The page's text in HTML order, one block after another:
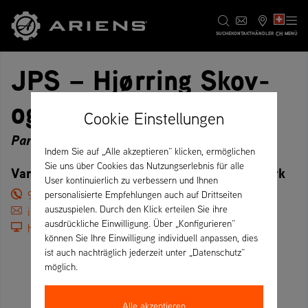
SUCHEKONTAKTHÄNDLER CH MENÜ
JPS – Hjørring Skov-
og Havemaskiner
Partner
Vandværksvej 25, 9800 Hjørring – Dänemark
98928366
info@hjsh.dk
https://hjsh.dk/
Cookie Einstellungen
Indem Sie auf „Alle akzeptieren“ klicken, ermöglichen
Sie uns über Cookies das Nutzungserlebnis für alle
User kontinuierlich zu verbessern und Ihnen
personalisierte Empfehlungen auch auf Drittseiten
auszuspielen. Durch den Klick erteilen Sie ihre
ausdrückliche Einwilligung. Über „Konfigurieren“
können Sie Ihre Einwilligung individuell anpassen, dies
ist auch nachträglich jederzeit unter „Datenschutz“
möglich.